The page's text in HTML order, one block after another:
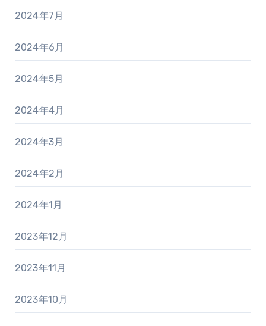
2024年7月
2024年6月
2024年5月
2024年4月
2024年3月
2024年2月
2024年1月
2023年12月
2023年11月
2023年10月